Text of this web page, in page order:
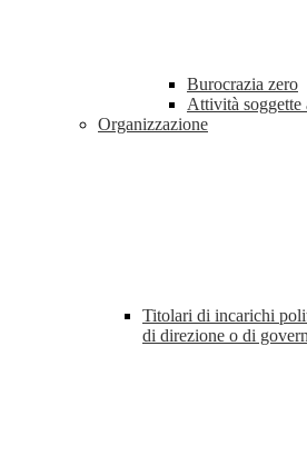
Burocrazia zero
Attività soggette
Organizzazione
Titolari di incarichi
di direzione o di